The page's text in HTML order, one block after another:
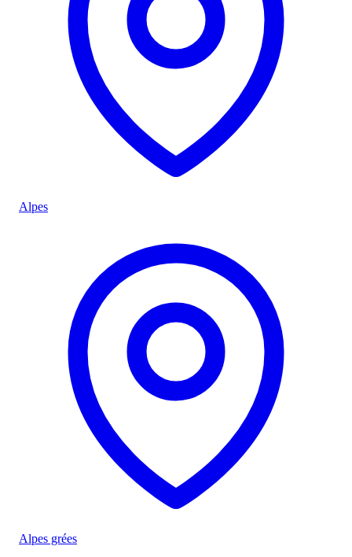
Alpes
Alpes grées